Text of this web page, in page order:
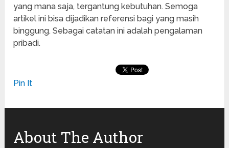
yang mana saja, tergantung kebutuhan. Semoga
artikel ini bisa dijadikan referensi bagi yang masih
binggung. Sebagai catatan ini adalah pengalaman
pribadi.
Pin It
About The Author